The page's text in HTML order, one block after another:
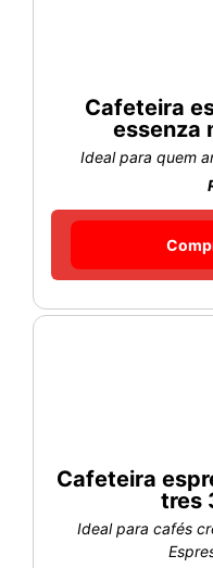
Cafeteira
essenza
Ideal para quem
Cafeteira
tres
Ideal para cafés